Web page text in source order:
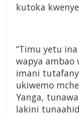
kutoka
“Timu yetu
wapya ambao
imani
ukiwemo
Yanga,
lakini